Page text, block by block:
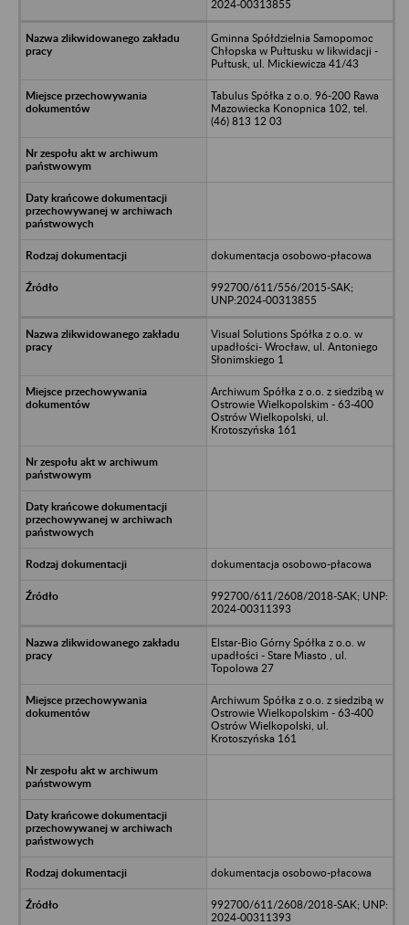
2024-00313855
Gminna Spółdzielnia Samopomoc
Chłopska w Pułtusku w likwidacji -
Pułtusk, ul. Mickiewicza 41/43
Tabulus Spółka z o.o. 96-200 Rawa
Mazowiecka Konopnica 102, tel.
(46) 813 12 03
dokumentacja osobowo-płacowa
992700/611/556/2015-SAK;
UNP:2024-00313855
Visual Solutions Spółka z o.o. w
upadłości- Wrocław, ul. Antoniego
Słonimskiego 1
Archiwum Spółka z o.o. z siedzibą w
Ostrowie Wielkopolskim - 63-400
Ostrów Wielkopolski, ul.
Krotoszyńska 161
dokumentacja osobowo-płacowa
992700/611/2608/2018-SAK; UNP:
2024-00311393
Elstar-Bio Górny Spółka z o.o. w
upadłości - Stare Miasto , ul.
Topolowa 27
Archiwum Spółka z o.o. z siedzibą w
Ostrowie Wielkopolskim - 63-400
Ostrów Wielkopolski, ul.
Krotoszyńska 161
dokumentacja osobowo-płacowa
992700/611/2608/2018-SAK; UNP:
2024-00311393